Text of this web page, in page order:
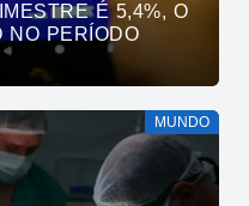
É 5,4%, O
NO PERÍODO
MUNDO